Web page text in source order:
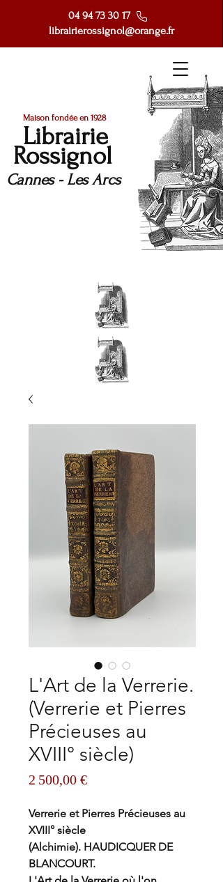
Librairie
Rossignol
Maison fondée en 1928
Cannes - Les Arcs
04 94 73 30 17
librairierossignol@orange.fr
L'Art de la Verrerie.
(Verrerie et Pierres
Précieuses au
XVIII° siècle)
2 500,00 €Prix
Verrerie et Pierres Précieuses au
XVIII° siècle
(Alchimie). HAUDICQUER DE
BLANCOURT.